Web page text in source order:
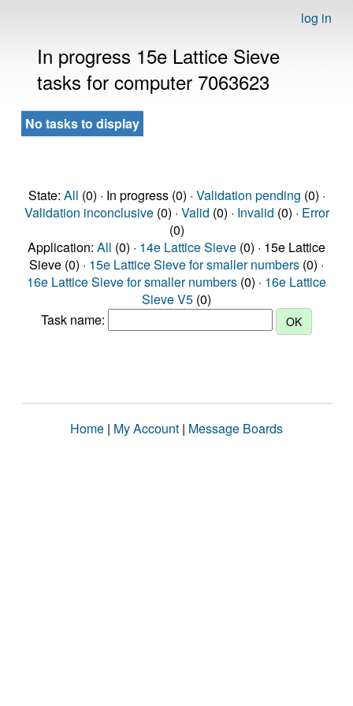
log in
In progress 15e Lattice Sieve
tasks for computer 7063623
No tasks to display
State: All (0) · In progress (0) · Validation pending (0) ·
Validation inconclusive(0) · Valid (0) · Invalid (0) · Error
(0)
Application: All (0) · 14e Lattice Sieve (0) · 15e Lattice
Sieve (0) · 15e Lattice Sieve for smaller numbers (0) ·
16e Lattice Sieve for smaller numbers (0) · 16e Lattice
Sieve V5 (0)
Task name:
Home | My Account | Message Boards